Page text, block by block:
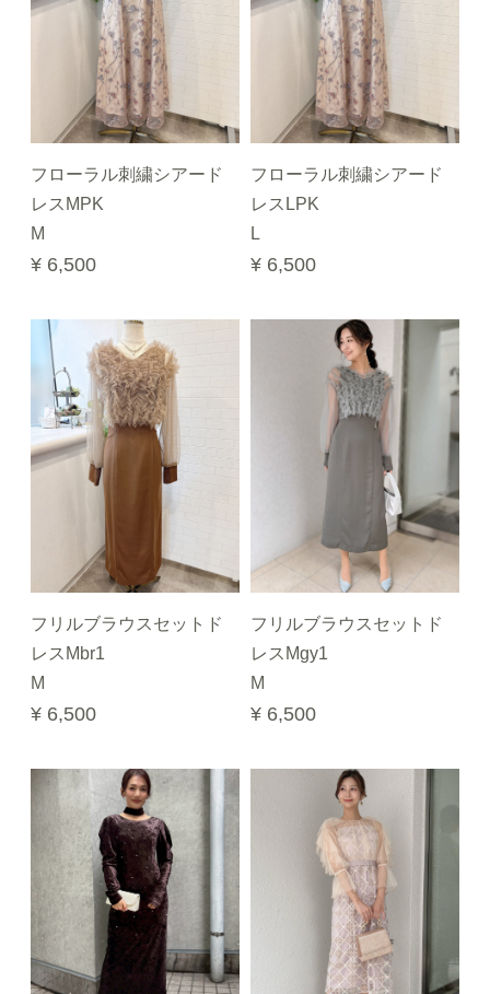
フローラル刺繍シアード
レスMPK
M
¥ 6,500
フローラル刺繍シアード
レスLPK
L
¥ 6,500
フリルブラウスセットド
レスMbr1
M
¥ 6,500
フリルブラウスセットド
レスMgy1
M
¥ 6,500